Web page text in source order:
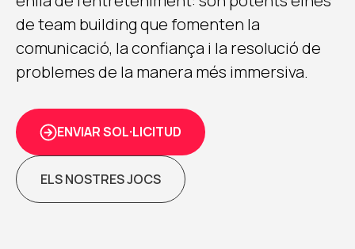
de team building que fomenten la
comunicació, la confiança i la resolució de
problemes de la manera més immersiva.
ENVIAR SOL·LICITUD
ELS NOSTRES JOCS